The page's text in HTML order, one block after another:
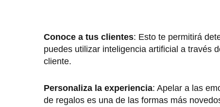
Conoce a tus clientes: Esto te permitirá
puedes utilizar inteligencia artificial a través
cliente.
Personaliza la experiencia: Apelar a las
de regalos es una de las formas más